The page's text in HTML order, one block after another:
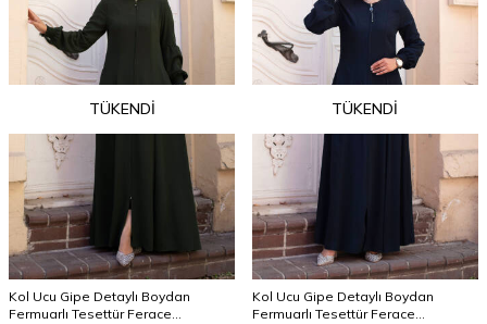
TÜKENDI
Kol Ucu Gipe Detaylı Boydan
Fermuarlı Tesettür Ferace
TÜKENDI
Kol Ucu Gipe Detaylı Boydan
Fermuarlı Tesettür Ferace